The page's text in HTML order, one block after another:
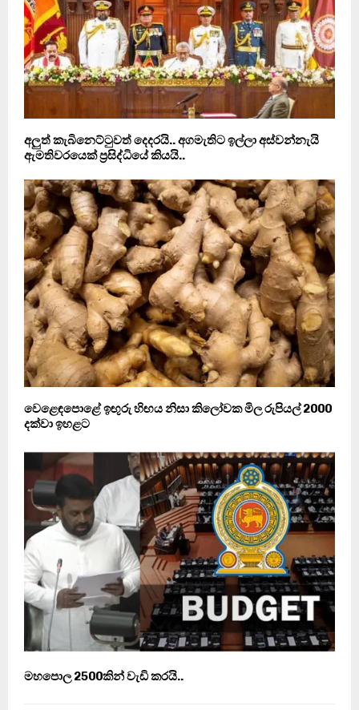
අලුත් කැබිනෙට්ටුවත් දෙදරයි.. අගමැතිට ඉල්ලා අස්වන්නැයි
ඇමතිවරයෙක් ප‍්‍රසිද්ධියේ කියයි..
වෙළෙඳපොළේ ඉඟුරු හිඟය නිසා කිලෝවක මිල රුපියල් 2000
දක්වා ඉහළට
මහපොල 2500කින් වැඩි කරයි..